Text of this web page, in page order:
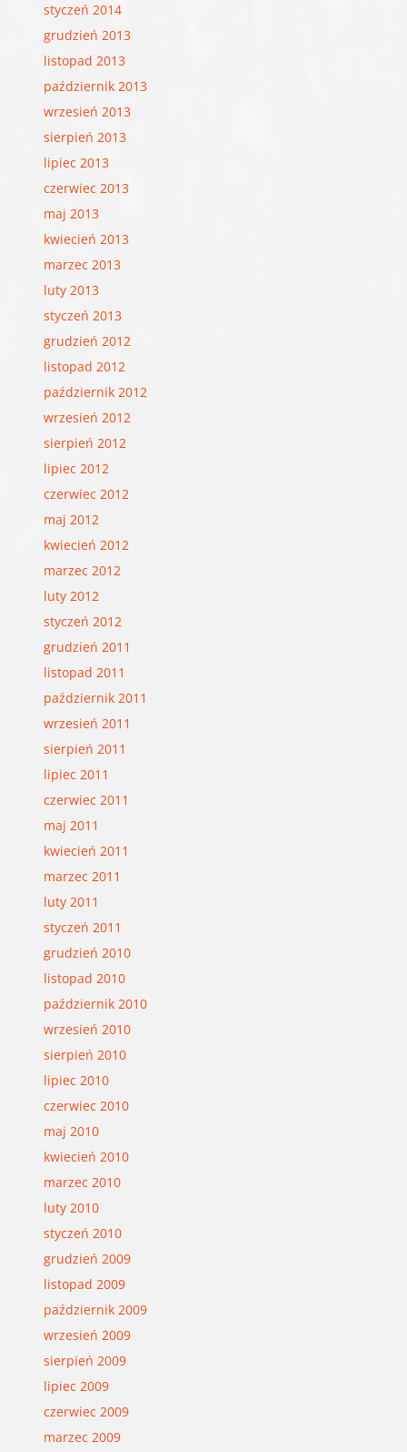
styczeń 2014
grudzień 2013
listopad 2013
październik 2013
wrzesień 2013
sierpień 2013
lipiec 2013
czerwiec 2013
maj 2013
kwiecień 2013
marzec 2013
luty 2013
styczeń 2013
grudzień 2012
listopad 2012
październik 2012
wrzesień 2012
sierpień 2012
lipiec 2012
czerwiec 2012
maj 2012
kwiecień 2012
marzec 2012
luty 2012
styczeń 2012
grudzień 2011
listopad 2011
październik 2011
wrzesień 2011
sierpień 2011
lipiec 2011
czerwiec 2011
maj 2011
kwiecień 2011
marzec 2011
luty 2011
styczeń 2011
grudzień 2010
listopad 2010
październik 2010
wrzesień 2010
sierpień 2010
lipiec 2010
czerwiec 2010
maj 2010
kwiecień 2010
marzec 2010
luty 2010
styczeń 2010
grudzień 2009
listopad 2009
październik 2009
wrzesień 2009
sierpień 2009
lipiec 2009
czerwiec 2009
marzec 2009